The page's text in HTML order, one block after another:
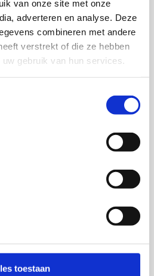
van onze site met onze
adverteren en analyse. Deze
combineren met andere
verstrekt of die ze hebben
gebruik van hun services.
toestaan